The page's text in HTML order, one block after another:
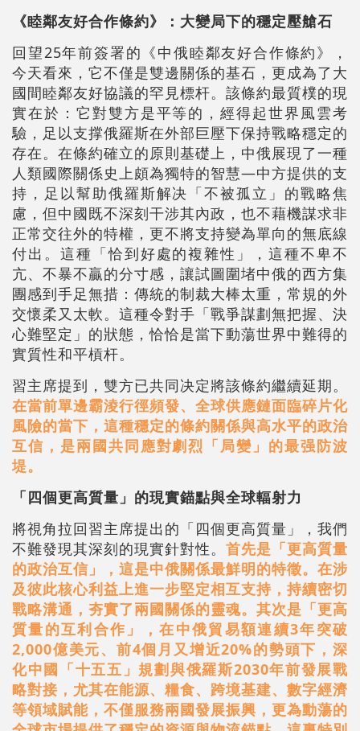
《睦鄰友好合作條約》：大變局下的穩定壓艙石
回望25年前簽署的《中俄睦鄰友好合作條約》，
今天看來，它不僅是雙邊關係的基石，更成為了大
國間睦鄰友好協議的罕見標杆。該條約最質樸的現
實在於：它對雙方是平等的，經得起世界風雲考
驗，足以支撑俄羅斯在外部巨壓下保持戰略穩定的
存在。在條約確立的原則基礎上，中俄展現了一種
人類國際關係史上頗為獨特的智慧—中方提供的支
持，足以幫助俄羅斯解决「不被孤立」的戰略焦
慮，但中國既不深刻干涉其內政，也不藉機謀求非
正常交往外的特權，更不將支持變為單向的無底線
付出。這種「恰到好處的複雜性」，這種不卑不
亢、不暴不贏的分寸感，讓試圖圍堵中俄的西方集
團感到手足無措：傳統的制裁大棒太重，常規的外
交懷柔又太軟。這種令對手「戰爭謀劃無把握、決
心難堅定」的狀態，恰恰是當下動蕩世界中難得的
實質性和平槓杆。
習主席提到，雙方已共同决定將該條約繼續延期。
在當前單邊霸淩行徑頻發、全球供應鏈面臨碎片化
風險的當下，這種穩定的條約關係與高水平的政治
互信，是兩國共同應對劇烈「局變」的最强防波
堤。
「四個更高質量」的現實錨點與全球輻射力
將視角拉回習主席提出的「四個更高質量」，我們
不難發現其深刻的現實針對性。 首先是「更高質量
的政治互信」，這是中俄關係最鮮明的特徵。在涉
及彼此核心利益上進一步堅定相互支持，持續密切
戰略溝通，夯實了兩國關係的靈魂。其次是「更高
質量的互利合作」，在中俄貿易額連續3年突破
2,000億美元、前4個月又增近20%的勢頭下，深
化中國「十五五」規劃與俄羅斯2030年前發展戰
略對接，尤其在能源、糧食、跨境基建、數字經濟
等領域賦能，不僅服務兩國發展振興，更為動蕩的